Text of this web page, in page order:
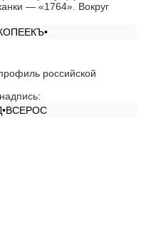
— «1764». Вокруг
российской